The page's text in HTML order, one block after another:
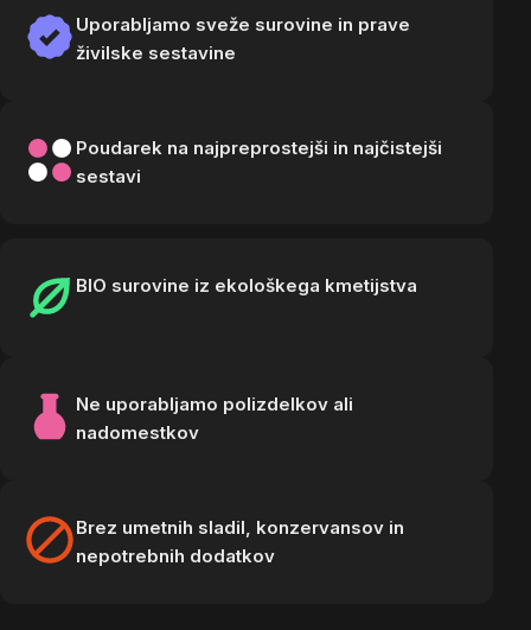
Uporabljamo sveže surovine in prave
živilske sestavine
Poudarek na najpreprostejši in najčistejši
sestavi
BIO surovine iz ekološkega kmetijstva
Ne uporabljamo polizdelkov ali
nadomestkov
Brez umetnih sladil, konzervansov in
nepotrebnih dodatkov